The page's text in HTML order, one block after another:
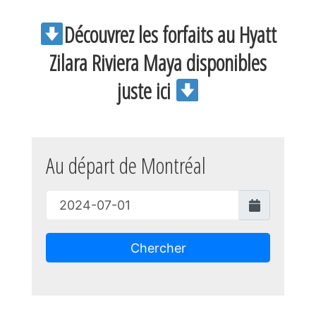
Découvrez les forfaits au Hyatt
Zilara Riviera Maya disponibles
juste ici
Au départ de Montréal
Chercher